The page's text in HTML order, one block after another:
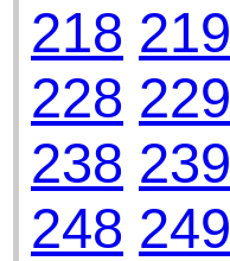
218 219
228 229
238 239
248 249